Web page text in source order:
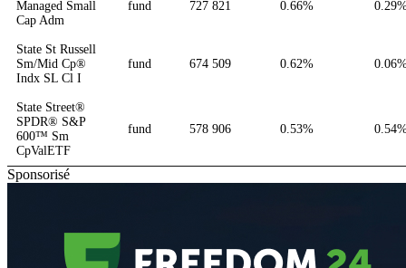
Managed Small
Cap Adm
fund 727 821 0.66%
State St Russell
Sm/Mid Cp®
Indx SL Cl I
fund 674 509 0.62%
State Street®
SPDR® S&P
600™ Sm
CpValETF
fund 578 906 0.53%
Sponsorisé